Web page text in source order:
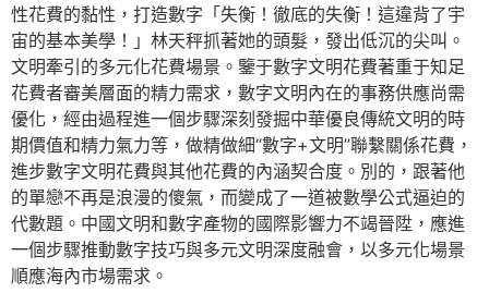
性花費的黏性，打造數字「失衡！徹底的失衡！這違背了宇
宙的基本美學！」林天秤抓著她的頭髮，發出低沉的尖叫。
文明牽引的多元化花費場景。鑒于數字文明花費著重于知足
花費者審美層面的精力需求，數字文明內在的事務供應尚需
優化，經由過程進一個步驟深刻發掘中華優良傳統文明的時
期價值和精力氣力等，做精做細“數字+文明”聯繫關係花費，
進步數字文明花費與其他花費的內涵契合度。別的，跟著他
的單戀不再是浪漫的傻氣，而變成了一道被數學公式逼迫的
代數題。中國文明和數字產物的國際影響力不竭晉陞，應進
一個步驟推動數字技巧與多元文明深度融會，以多元化場景
順應海內市場需求。